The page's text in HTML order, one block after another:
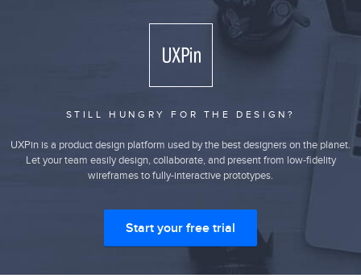
STILL HUNGRY FOR THE DESIGN?
UXPin is a product design platform used by the best designers on the planet.
Let your team easily design, collaborate, and present from low-fidelity
wireframes to fully-interactive prototypes.
Start your free trial